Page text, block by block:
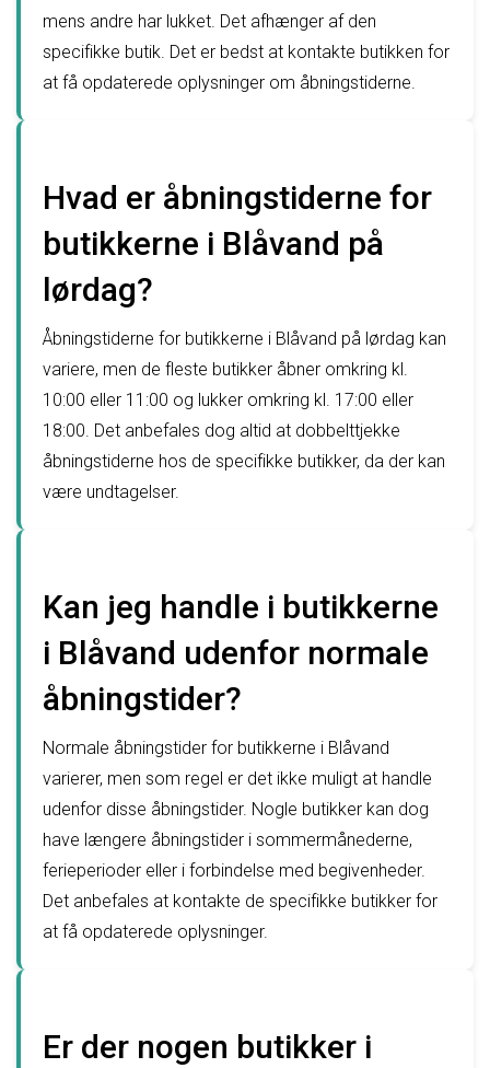
mens andre har lukket. Det afhænger af den
specifikke butik. Det er bedst at kontakte butikken for
at få opdaterede oplysninger om åbningstiderne.
Hvad er åbningstiderne for
butikkerne i Blåvand på
lørdag?
Åbningstiderne for butikkerne i Blåvand på lørdag kan
variere, men de fleste butikker åbner omkring kl.
10:00 eller 11:00 og lukker omkring kl. 17:00 eller
18:00. Det anbefales dog altid at dobbelttjekke
åbningstiderne hos de specifikke butikker, da der kan
være undtagelser.
Kan jeg handle i butikkerne
i Blåvand udenfor normale
åbningstider?
Normale åbningstider for butikkerne i Blåvand
varierer, men som regel er det ikke muligt at handle
udenfor disse åbningstider. Nogle butikker kan dog
have længere åbningstider i sommermånederne,
ferieperioder eller i forbindelse med begivenheder.
Det anbefales at kontakte de specifikke butikker for
at få opdaterede oplysninger.
Er der nogen butikker i